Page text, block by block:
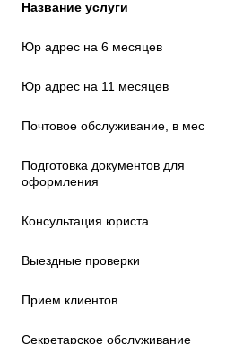
Название услуги
Юр адрес на 6 месяцев
Юр адрес на 11 месяцев
Почтовое обслуживание, в мес
Подготовка документов для
оформления
Консультация юриста
Выездные проверки
Прием клиентов
Секретарское обслуживание